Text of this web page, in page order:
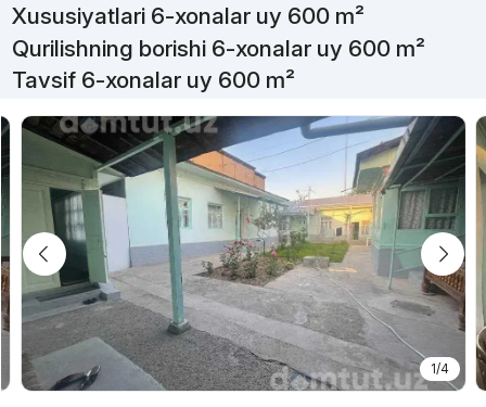
Xususiyatlari 6-xonalar uy 600 m²
Qurilishning borishi 6-xonalar uy 600 m²
Tavsif 6-xonalar uy 600 m²
1/4